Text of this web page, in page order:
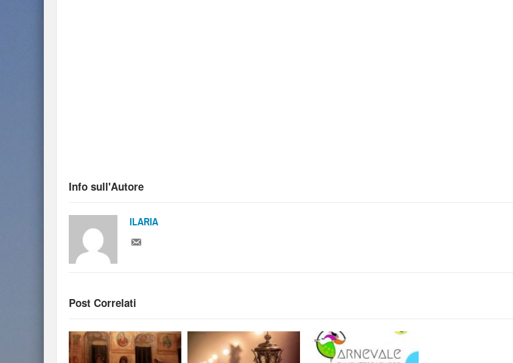
Info sull'Autore
ILARIA
Post Correlati